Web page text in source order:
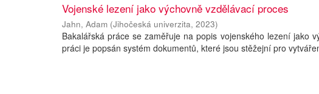
Vojenské lezení jako výchovně vzdělávací proces
Jahn, Adam (Jihočeská univerzita, 2023)
Bakalářská práce se zaměřuje na popis vojenského lezení jako
práci je popsán systém dokumentů, které jsou stěžejní pro